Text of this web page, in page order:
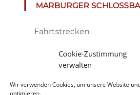
Cookie-Zustimmung
verwalten
Wir verwenden Cookies, um unsere Website
optimieren.
MARBURGER
Fahrtstrecken
Tickets
Impressionen